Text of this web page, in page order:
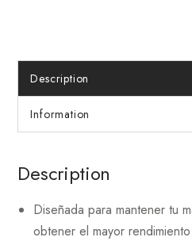
Description
Information
Description
Diseñada para mantener tu
obtener el mayor